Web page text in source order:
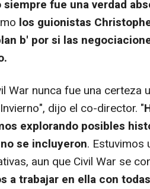
siempre fue una verdad
los guionistas
b' por si las
War nunca fue una certeza
dijo el co-director. "
explorando posibles
se incluyeron. Estuvimos
aun que Civil War se
a trabajar en ella con